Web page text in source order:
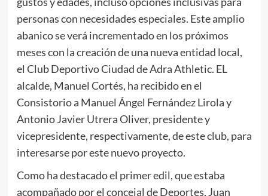
personas con necesidades especiales. Este amplio
abanico se verá incrementado en los próximos
meses con la creación de una nueva entidad local,
el Club Deportivo Ciudad de Adra Athletic. EL
alcalde, Manuel Cortés, ha recibido en el
Consistorio a Manuel Ángel Fernández Lirola y
Antonio Javier Utrera Oliver, presidente y
vicepresidente, respectivamente, de este club, para
interesarse por este nuevo proyecto.
Como ha destacado el primer edil, que estaba
acompañado por el concejal de Deportes, Juan